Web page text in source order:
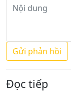
Đọc tiếp